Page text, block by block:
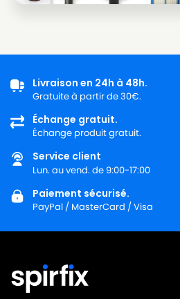
Livraison en 24h à 48h.
Gratuite à partir de 30€.
Échange gratuit.
Échange produit gratuit.
Service client
Lun. au vend. de 9:00-17:00
Paiement sécurisé.
PayPal / MasterCard / Visa